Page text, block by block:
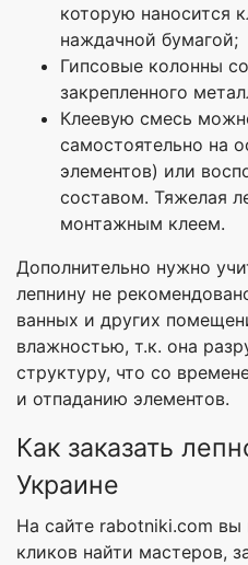
которую наносится
наждачной бумагой;
Гипсовые колонны
закрепленного
Клеевую смесь
самостоятельно на
элементов) или
составом. Тяжелая
монтажным клеем.
Дополнительно нужно
лепнину не
ванных и других
влажностью, т.к. она
структуру, что со
и отпаданию элементов.
Как заказать
Украине
На сайте rabotniki.com
кликов найти мастеров,